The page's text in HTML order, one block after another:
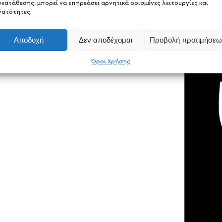
μπορεί να επηρεάσει αρνητικά ορισμένες λειτουργίες και
Αποδοχή Δεν αποδέχομαι Προβολή
Όροι Χρήσης